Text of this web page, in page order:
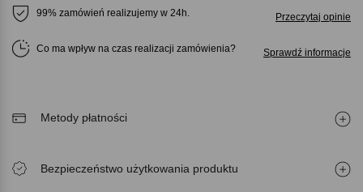
99% zamówień realizujemy w 24h. Przeczytaj opinie
Co ma wpływ na czas realizacji zamówienia Sprawdź informacje
Metody płatności
Bezpieczeństwo użytkowania produktu